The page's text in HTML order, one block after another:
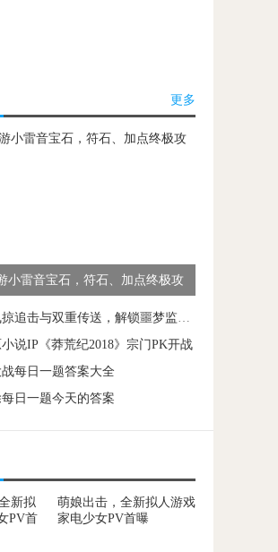
更多
小雷音宝石，符石、加点终极攻
略
第五人格飞掠追击与双重传送，解锁噩梦监管者的高阶操作技巧
说IP《莽荒纪2018》宗门PK开战
每日一题答案大全
日一题今天的答案
萌娘出击，全新拟人游戏
家电少女PV首曝